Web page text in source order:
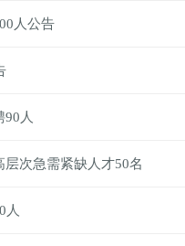
人公告
90人
次急需紧缺人才50名
人